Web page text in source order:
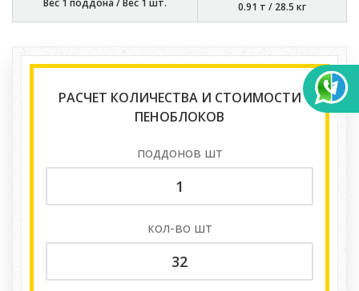
Вес 1 поддона / Вес 1 шт. 0.91 т / 28.5 кг
РАСЧЕТ КОЛИЧЕСТВА И СТОИМОСТИ
ПЕНОБЛОКОВ
поддонов шт
кол-во шт